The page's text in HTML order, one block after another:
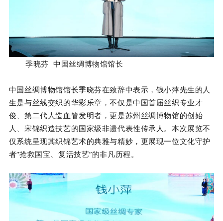
季晓芬 中国丝绸博物馆馆长
中国丝绸博物馆馆长季晓芬在致辞中表示，钱小萍先生的人
生是与丝线交织的华彩乐章，不仅是中国首届丝织专业才
俊、第二代人造血管发明者，更是苏州丝绸博物馆的创始
人、宋锦织造技艺的国家级非遗代表性传承人。本次展览不
仅系统呈现其织锦艺术的典雅与精妙，更展现一位文化守护
者“抢救国宝、复活技艺”的非凡历程。